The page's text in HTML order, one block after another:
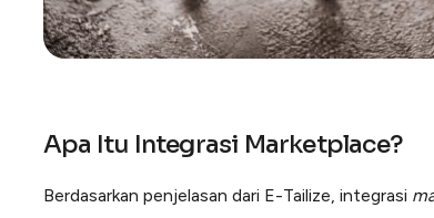
Apa Itu Integrasi Marketplace?
Berdasarkan penjelasan dari E-Tailize, integrasi